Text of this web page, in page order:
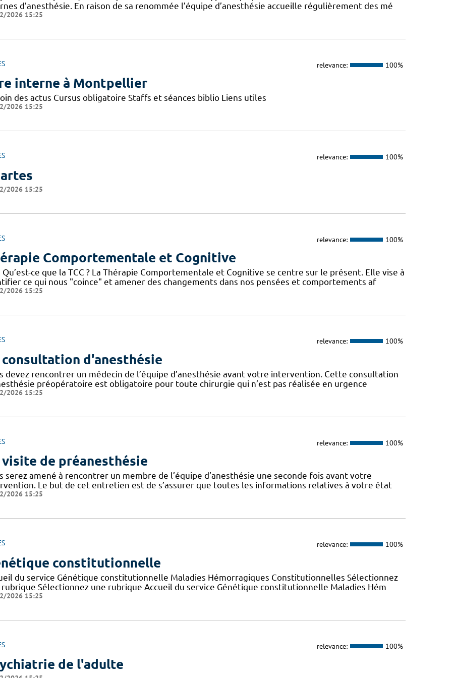
d’anesthésie. En raison de sa renommée l’équipe d’anesthésie accueille régulièrement des mé
2026 15:25
relevance: 100%
interne à Montpellier
des actus Cursus obligatoire Staffs et séances biblio Liens utiles
2026 15:25
relevance: 100%
2026 15:25
relevance: 100%
Comportementale et Cognitive
Qu’est-ce que la TCC ? La Thérapie Comportementale et Cognitive se centre sur le présent. Elle vise à
ce qui nous "coince" et amener des changements dans nos pensées et comportements af
2026 15:25
relevance: 100%
consultation d'anesthésie
devez rencontrer un médecin de l’équipe d’anesthésie avant votre intervention. Cette consultation
préopératoire est obligatoire pour toute chirurgie qui n’est pas réalisée en urgence
2026 15:25
relevance: 100%
visite de préanesthésie
serez amené à rencontrer un membre de l’équipe d’anesthésie une seconde fois avant votre
Le but de cet entretien est de s’assurer que toutes les informations relatives à votre état
2026 15:25
relevance: 100%
constitutionnelle
du service Génétique constitutionnelle Maladies Hémorragiques Constitutionnelles Sélectionnez
Sélectionnez une rubrique Accueil du service Génétique constitutionnelle Maladies Hém
2026 15:25
relevance: 100%
de l'adulte